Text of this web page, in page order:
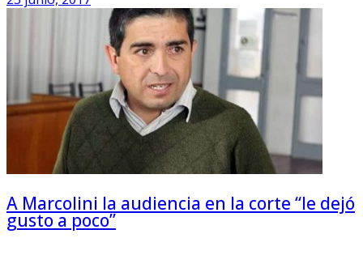
A Marcolini la audiencia en la corte “le dejó
gusto a poco”